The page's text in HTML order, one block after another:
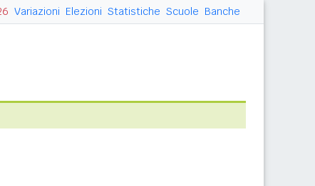
Variazioni Elezioni Statistiche Scuole Banche